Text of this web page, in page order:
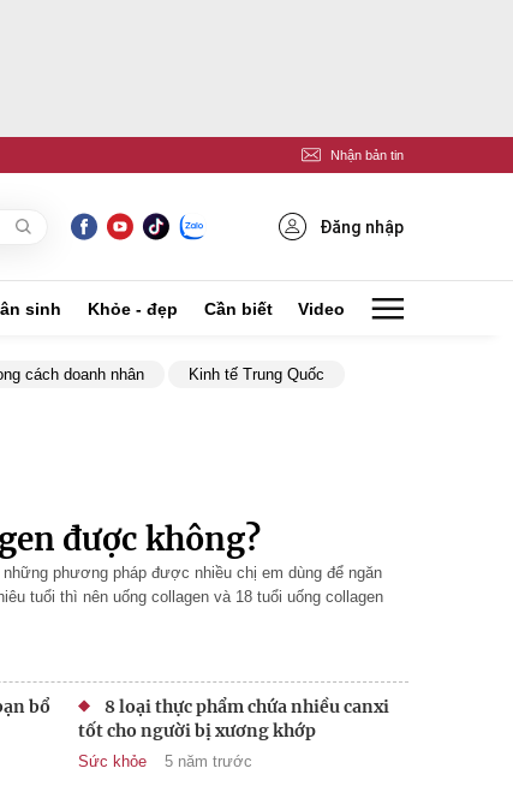
Nhận bản tin
Đăng nhập
sinh Khỏe - đẹp Cần biết Video
cách doanh nhân Kinh tế Trung Quốc
được không?
phương pháp được nhiều chị em dùng để ngăn
tuổi thì nên uống collagen và 18 tuổi uống collagen
bổ
8 loại thực phẩm chứa nhiều canxi
tốt cho người bị xương khớp
Sức khỏe 5 năm trước